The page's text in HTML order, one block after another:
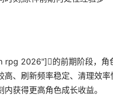
2026"]的前期阶段，角
、刷新频率稳定、清理效
获得更高角色成长收益。